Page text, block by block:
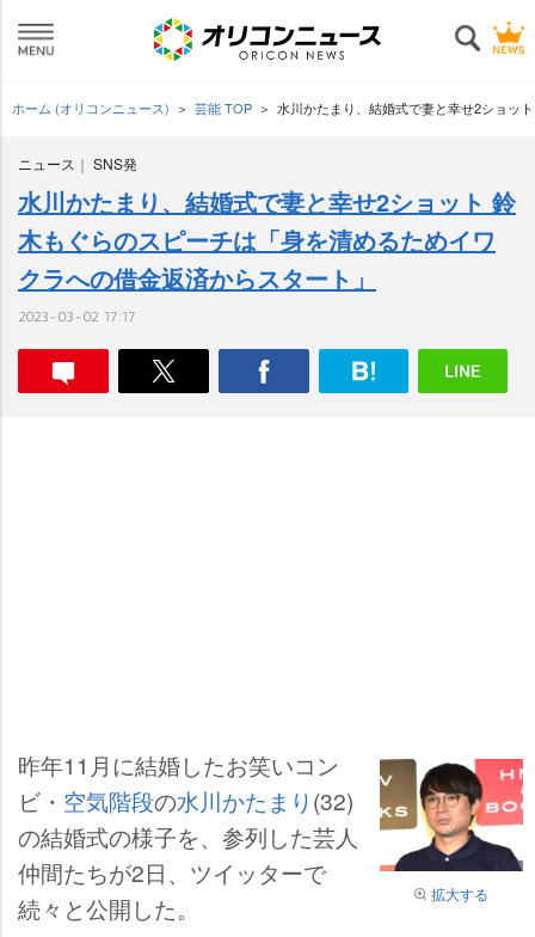
ホーム (オリコンニュース) 芸能 TOP 水川かたまり、結婚式で妻と幸せ2ショッ
ニュース SNS発
水川かたまり、結婚式で妻と幸せ2ショット 鈴
木もぐらのスピーチは「身を清めるためイワ
クラへの借金返済からスタート」
2023-03-02 17:17
拡大する
昨年11月に結婚したお笑いコン
ビ・ 空気階段の水川かたまり(32)
の結婚式の様子を、参列した芸人
仲間たちが2日、ツイッターで
続々と公開した。